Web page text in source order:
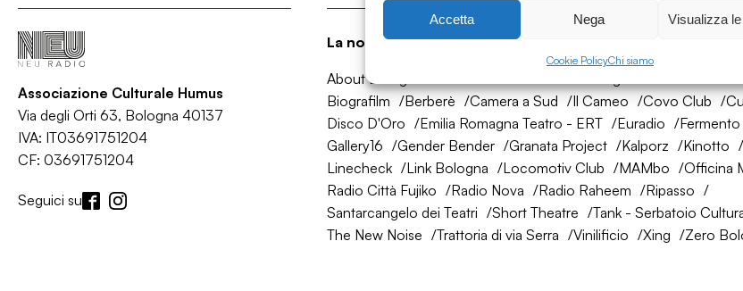
Accetta Nega Visualizza
Cookie PolicyChi siamo
Associazione Culturale Humus
Via degli Orti 63, Bologna 40137
IVA: IT03691751204
CF: 03691751204
Seguici su
La nostra rete di amici
About Bologna
Biografilm
Berberè Camera a Sud Il Cameo Covo Club
Disco D'Oro
Emilia Romagna Teatro - ERT Euradio Fermento
Gallery16
Gender Bender Granata Project Kalporz Kinotto
Linecheck
Link Bologna Locomotiv Club MAMbo
Officina
Radio Città Fujiko
Radio Nova Radio Raheem
Ripasso
Santarcangelo dei Teatri
Short Theatre
Tank - Serbatoio
The New Noise
Trattoria di via Serra Vinilificio Xing Zero